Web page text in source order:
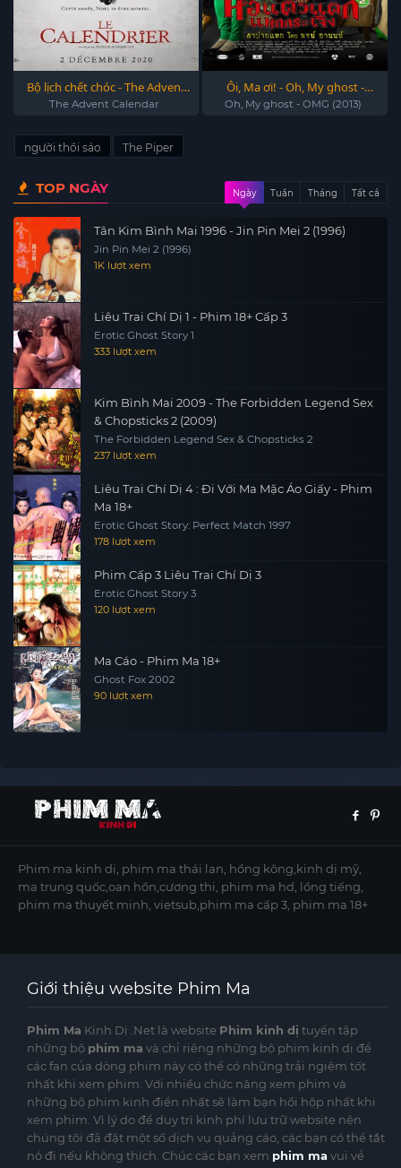
Bộ lịch chết chóc - The Advent
Calendar 2021
The Advent Calendar
Ôi, Ma ơi! - Oh, My ghost -
OMG (2013)
Oh, My ghost - OMG (2013)
người thổi sáo The Piper
TOP NGÀY Ngày Tuần Tháng Tất cả
Tân Kim Bình Mai 1996 - Jin Pin Mei 2 (1996)
Jin Pin Mei 2 (1996)
1K lượt xem
Liêu Trai Chí Dị 1 - Phim 18+ Cấp 3
Erotic Ghost Story 1
333 lượt xem
Kim Bình Mai 2009 - The Forbidden Legend Sex
& Chopsticks 2 (2009)
The Forbidden Legend Sex & Chopsticks 2
237 lượt xem
Liêu Trai Chí Dị 4 : Đi Với Ma Mặc Áo Giấy - Phim
Ma 18+
Erotic Ghost Story: Perfect Match 1997
178 lượt xem
Phim Cấp 3 Liêu Trai Chí Dị 3
Erotic Ghost Story 3
120 lượt xem
Ma Cáo - Phim Ma 18+
Ghost Fox 2002
90 lượt xem
Phim ma kinh dị, phim ma thái lan, hồng kông,kinh dị mỹ,
ma trung quốc,oan hồn,cương thi, phim ma hd, lồng tiếng,
phim ma thuyết minh, vietsub,phim ma cấp 3, phim ma 18+
Giới thiệu website Phim Ma
Phim Ma Kinh Dị .Net là website Phim kinh dị tuyển tập
những bộ phim ma và chỉ riêng những bộ phim kinh dị để
các fan của dòng phim này có thể có những trải ngiệm tốt
nhất khi xem phim. Với nhiều chức năng xem phim và
những bộ phim kinh điển nhất sẽ làm bạn hồi hộp nhất khi
xem phim. Vì lý do để duy trì kinh phí lưu trữ website nên
chúng tôi đã đặt một số dịch vụ quảng cáo, các bạn có thể tắt
nó đi nếu không thích. Chúc các bạn xem phim mavui vẻ